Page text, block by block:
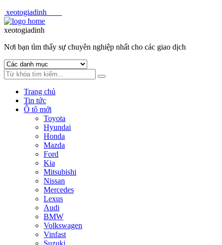
xeotogiadinh
Skip
to
Skip
to
xeotogiadinh
Nơi bạn tìm thấy sự chuyên nghiệp nhất cho các giao dịch
Trang chủ
Tin tức
Ô tô mới
Toyota
Hyundai
Honda
Mazda
Ford
Kia
Mitsubishi
Nissan
Mercedes
Lexus
Audi
BMW
Volkswagen
Vinfast
Suzuki